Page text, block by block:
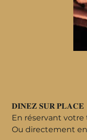
𝐃𝐈𝐍𝐄𝐙 𝐒𝐔𝐑 𝐏𝐋𝐀𝐂𝐄
En réservant votre
Ou directement